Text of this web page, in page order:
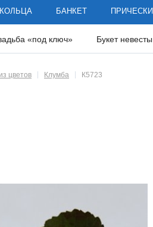
КОЛЬЦА БАНКЕТ ПРИЧЕСКИ
«под ключ» Букет невесты
цветов Клумба К5723